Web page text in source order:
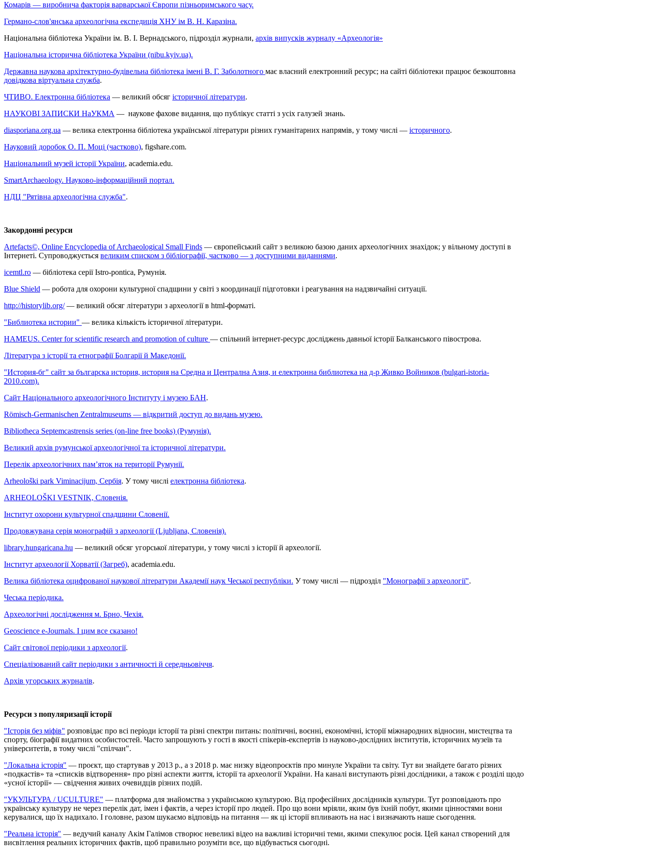
Комарів — виробнича факторія варварської Європи пізньоримського часу.
Германо-слов'янська археологічна експедиція ХНУ ім В. Н. Каразіна.
Національна бібліотека України ім. В. І. Вернадського, підрозділ журнали, архів випусків журналу «Археологія»
Національна історична бібліотека України (nibu.kyiv.ua).
Державна наукова архітектурно-будівельна бібліотека імені В. Г. Заболотного має власний електронний ресурс; на сайті бібліотеки працює безкоштовна
довідкова віртуальна служба.
ЧТИВО. Електронна бібліотека — великий обсяг історичної літератури.
НАУКОВІ ЗАПИСКИ НаУКМА — наукове фахове видання, що публікує статті з усіх галузей знань.
diasporiana.org.ua — велика електронна бібліотека української літератури різних гуманітарних напрямів, у тому числі — історичного.
Науковий доробок О. П. Моці (частково), figshare.com.
Національний музей історії України, academia.edu.
SmartArchaeology. Науково-інформаційний портал.
НДЦ "Рятівна археологічна служба".
Закордонні ресурси
Artefacts©, Online Encyclopedia of Archaeological Small Finds — європейський сайт з великою базою даних археологічних знахідок; у вільному доступі в
Інтернеті. Супроводжується великим списком з бібліографії, частково — з доступними виданнями.
icemtl.ro — бібліотека серії Istro-pontica, Румунія.
Blue Shield — робота для охорони культурної спадщини у світі з координації підготовки і реагування на надзвичайні ситуації.
http://historylib.org/— великий обсяг літератури з археології в html-форматі.
"Библиотека истории" — велика кількість історичної літератури.
HAMEUS. Center for scientific research and promotion of culture — спільний інтернет-ресурс досліджень давньої історії Балканського півострова.
Література з історії та етнографії Болгарії й Македонії.
"История-бг" сайт за българска история, история на Средна и Централна Азия, и електронна библиотека на д-р Живко Войников (bulgari-istoria-
2010.com).
Сайт Національного археологічного Інституту і музею БАН.
Römisch-Germanischen Zentralmuseums — відкритий доступ до видань музею.
Bibliotheca Septemcastrensis series (on-line free books) (Румунія).
Великий архів румунської археологічної та історичної літератури.
Перелік археологічних пам’яток на території Румунії.
Arheološki park Viminacijum, Сербія. У тому числі електронна бібліотека.
ARHEOLOŠKI VESTNIK, Словенія.
Інститут охорони культурної спадщини Словенії.
Продовжувана серія монографій з археології (Ljubljana, Словенія).
library.hungaricana.hu — великий обсяг угорської літератури, у тому числі з історії й археології.
Інститут археології Хорватії (Загреб), academia.edu.
Велика бібліотека оцифрованої наукової літератури Академії наук Чеської республіки. У тому числі — підрозділ "Монографії з археології".
Чеська періодика.
Археологічні дослідження м. Брно, Чехія.
Geoscience e-Journals. І цим все сказано!
Сайт світової періодики з археології.
Спеціалізований сайт періодики з античності й середньовіччя.
Архів угорських журналів.
Ресурси з популяризації історії
"Історія без міфів" розповідає про всі періоди історії та різні спектри питань: політичні, воєнні, економічні, історії міжнародних відносин, мистецтва та
спорту, біографії видатних особистостей. Часто запрошують у гості в якості спікерів-експертів із науково-дослідних інститутів, історичних музеїв та
університетів, в тому числі "спілчан".
"Локальна історія" — проєкт, що стартував у 2013 р., а з 2018 р. має низку відеопроєктів про минуле України та світу. Тут ви знайдете багато різних
«подкастів» та «списків відтворення» про різні аспекти життя, історії та археології України. На каналі виступають різні дослідники, а також є розділі щодо
«усної історії» — свідчення живих очевидців різних подій.
"УКУЛЬТУРА / UCULTURE" — платформа для знайомства з українською культурою. Від професійних дослідників культури. Тут розповідають про
українську культуру не через перелік дат, імен і фактів, а через історії про людей. Про що вони мріяли, яким був їхній побут, якими цінностями вони
керувалися, що їх надихало. І головне, разом шукаємо відповідь на питання — як ці історії впливають на нас і визначають наше сьогодення.
"Реальна історія" — ведучий каналу Акім Галімов створює невеликі відео на важливі історичні теми, якими спекулює росія. Цей канал створений для
висвітлення реальних історичних фактів, щоб правильно розуміти все, що відбувається сьогодні.